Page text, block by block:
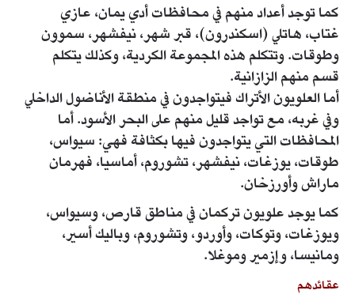
كما توجد أعداد منهم في محافظات أدي يمان، عازي
غتاب، هاتلي (اسكندرون)، قبر شهر، نيفشهر، سموون
وطوقات. وتتكلم هذه المجموعة الكردية، وكذلك يتكلم
قسم منهم الزازانية.
أما العلويون الأتراك فيتواجدون في منطقة الأناضول الداخلي
وفي غربه، مع تواجد قليل منهم على البحر الأسود. أما
المحافظات التي يتواجدون فيها بكثافة فهي: سيواس،
طوقات، يوزغات، نيفشهر، تشوروم، أماسيا، فهرمان
ماراش وأورزخان.
كما يوجد علويون تركمان في مناطق قارص، وسيواس،
ويوزغات، وتوكات، وأوردو، وتشوروم، وباليك أسير،
ومانيسا، وإزمير وموغلا.
عقائدهم